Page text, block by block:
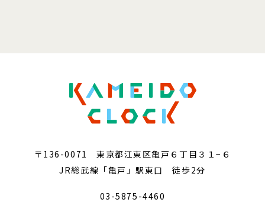
〒136-0071 東京都江東区亀戸６丁目３１−６
JR総武線「亀戸」駅東口 徒歩2分
03-5875-4460